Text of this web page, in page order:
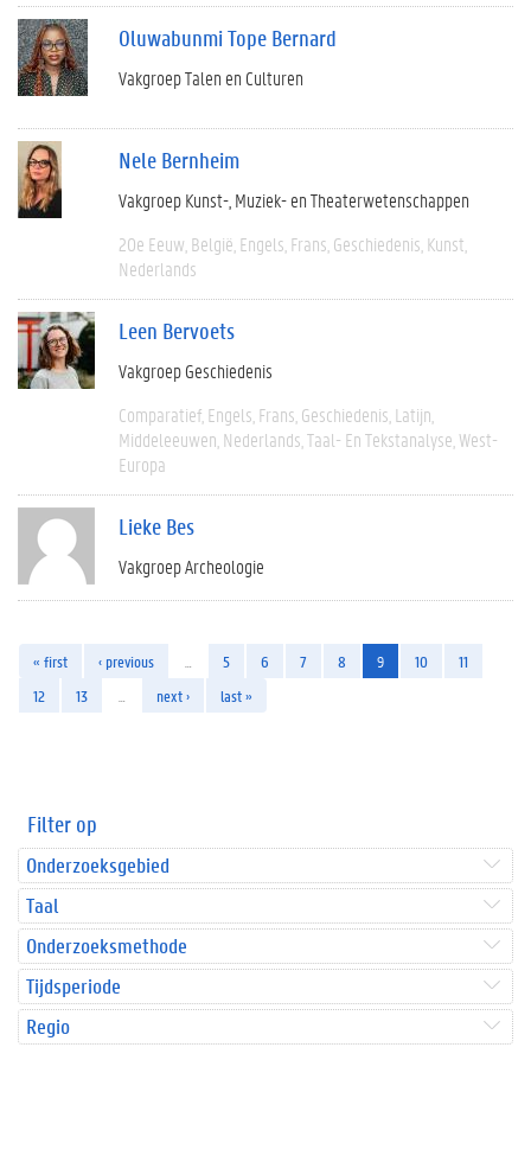
Oluwabunmi Tope Bernard
Vakgroep Talen en Culturen
Nele Bernheim
Vakgroep Kunst-, Muziek- en Theaterwetenschappen
20e Eeuw België Engels Frans Geschiedenis Kunst
Nederlands
Leen Bervoets
Vakgroep Geschiedenis
Comparatief Engels Frans Geschiedenis Latijn
Middeleeuwen Nederlands Taal- En Tekstanalyse West-
Europa
Lieke Bes
Vakgroep Archeologie
« first ‹ previous 5 6 7 8 9 10
11
12
13 next › last »
Filter op
Onderzoeksgebied
Taal
Onderzoeksmethode
Tijdsperiode
Regio